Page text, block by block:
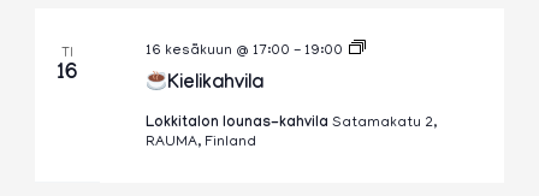
TI
16 Kielikahvila
16 kesäkuun @ 17:00 - 19:00 Kielikahvila
Lokkitalon lounas-kahvila Satamakatu 2,
RAUMA, Finland